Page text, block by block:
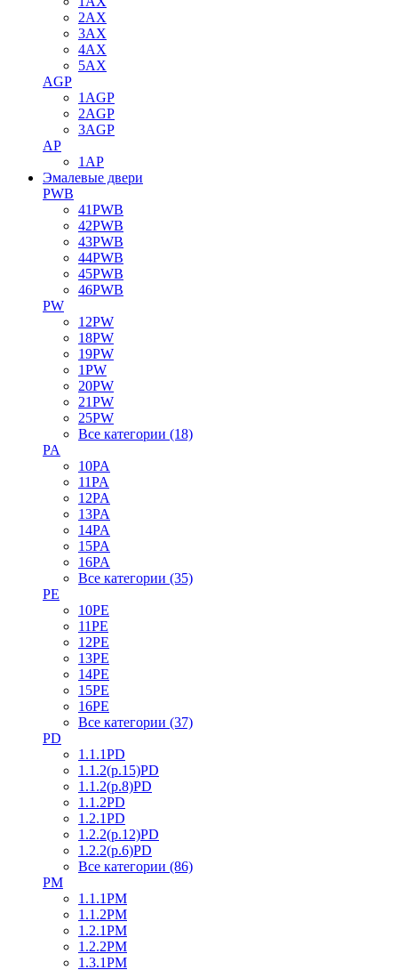
2AX
3AX
4AX
5AX
AGP
1AGP
2AGP
3AGP
AP
1AP
Эмалевые двери
PWB
41PWB
42PWB
43PWB
44PWB
45PWB
46PWB
PW
12PW
18PW
19PW
1PW
20PW
21PW
25PW
Все категории (18)
PA
10PA
11PA
12PA
13PA
14PA
15PA
16PA
Все категории (35)
PE
10PE
11PE
12PE
13PE
14PE
15PE
16PE
Все категории (37)
PD
1.1.1PD
1.1.2(р.15)PD
1.1.2(р.8)PD
1.1.2PD
1.2.1PD
1.2.2(р.12)PD
1.2.2(р.6)PD
Все категории (86)
PM
1.1.1PM
1.1.2PM
1.2.1PM
1.2.2PM
1.3.1PM